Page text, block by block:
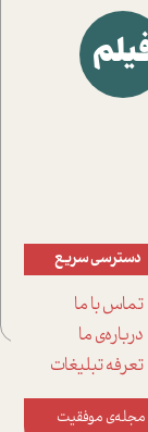
دسترسی سریع
تماس با ما
درباره‌ی ما
تعرفه تبلیغات
مجله‌ی موفقیت